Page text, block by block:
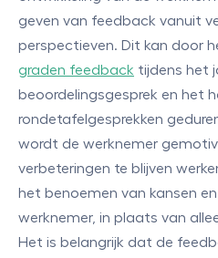
geven van feedback vanuit
perspectieven. Dit kan door
graden feedback tijdens het
beoordelingsgesprek en het
rondetafelgesprekken
wordt de werknemer
verbeteringen te blijven
het benoemen van kansen
werknemer, in plaats van
Het is belangrijk dat de